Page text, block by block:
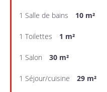
1 Salle de bains 10 m²
1 Toilettes 1 m²
1 Salon 30 m²
1 Séjour/cuisine 29 m²